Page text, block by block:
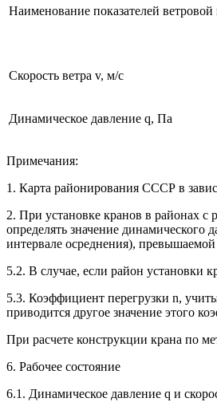
Наименование показателей ветровой
Скорость ветра v, м/с
Динамическое давление q, Па
Примечания:
1. Карта районирования СССР в
2. При установке кранов в районах
определять значение
интервале осреднения),
5.2. В случае, если район установки
5.3. Коэффициент перегрузки n,
приводится другое значение этого
При расчете конструкции крана по
6. Рабочее состояние
6.1. Динамическое давление q и